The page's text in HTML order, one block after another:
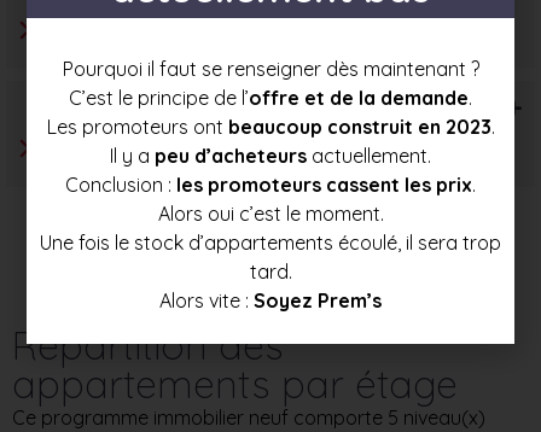
T6+
Répartition des
appartements par étage
Ce programme immobilier neuf comporte 5 niveau(x)
Pourquoi il faut se renseigner dès maintenant ?
C’est le principe de l’offre et de la demande.
Les promoteurs ont beaucoup construit en 2023.
Il y a peu d’acheteurs actuellement.
Conclusion : les promoteurs cassent les prix.
Alors oui c’est le moment.
Une fois le stock d’appartements écoulé, il sera trop
tard.
Alors vite : Soyez Prem’s